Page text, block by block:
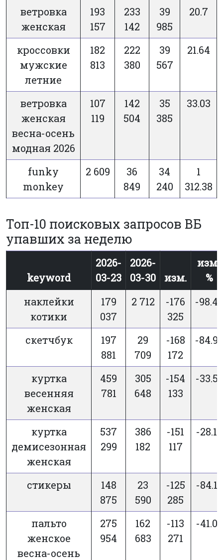
ветровка
женская
193
157
233
142
39
985
20.7
кроссовки
мужские
летние
182
813
222
380
39
567
21.64
ветровка
женская
весна-осень
модная 2026
107
119
142
504
35
385
33.03
funky
monkey
2 609
36
849
34
240
1
312.38
Топ-10 поисковых запросов ВБ
упавших за неделю
keyword
2026-
03-23
2026-
03-30
изм.
изм.,
%
наклейки
котики
179
037
2 712
-176
325
-98.49
скетчбук
197
881
29
709
-168
172
-84.99
куртка
весенняя
женская
459
781
305
648
-154
133
-33.52
куртка
демисезонная
женская
537
299
386
182
-151
117
-28.13
стикеры
148
875
23
590
-125
285
-84.15
пальто
женское
весна-осень
275
954
162
683
-113
271
-41.05